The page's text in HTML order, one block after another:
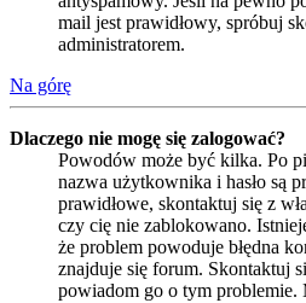
mail jest prawidłowy, spróbuj
administratorem.
Na górę
Dlaczego nie mogę się zalogować?
Powodów może być kilka. Po
nazwa użytkownika i hasło są
prawidłowe, skontaktuj się z
czy cię nie zablokowano.
że problem powoduje błędna
znajduje się forum. Skontaktuj
powiadom go o tym problemie.